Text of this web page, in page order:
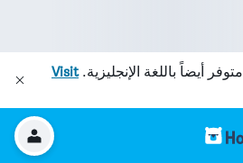
متوفر أيضاً باللغة الإنجليزية.Visit